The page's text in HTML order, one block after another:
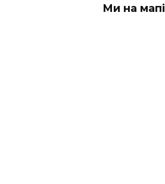
Ми на мапі